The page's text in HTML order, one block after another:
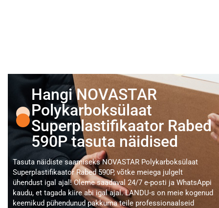
Hangi NOVASTAR
Polykarboksülaat
Superplastifikaator Rabed
590P tasuta näidised
Tasuta näidiste saamiseks NOVASTAR Polykarboksülaat
Superplastifikaator Rabed 590P, võtke meiega julgelt
ühendust igal ajal! Oleme saadaval 24/7 e-posti ja WhatsAppi
kaudu, et tagada kiire abi igal ajal. LANDU-s on meie kogenud
keemikud pühendunud pakkuma teile professionaalseid